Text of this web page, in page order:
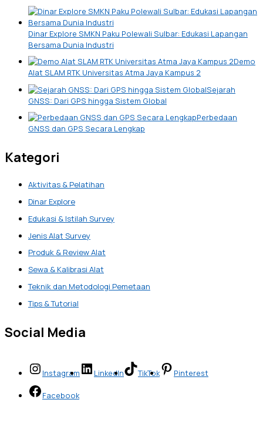
Dinar Explore SMKN Paku Polewali Sulbar: Edukasi Lapangan
Bersama Dunia Industri
Demo
Alat SLAM RTK Universitas Atma Jaya Kampus 2
Sejarah
GNSS: Dari GPS hingga Sistem Global
Perbedaan
GNSS dan GPS Secara Lengkap
Kategori
Aktivitas & Pelatihan
Dinar Explore
Edukasi & Istilah Survey
Jenis Alat Survey
Produk & Review Alat
Sewa & Kalibrasi Alat
Teknik dan Metodologi Pemetaan
Tips & Tutorial
Social Media
Instagram LinkedIn TikTok Pinterest
Facebook